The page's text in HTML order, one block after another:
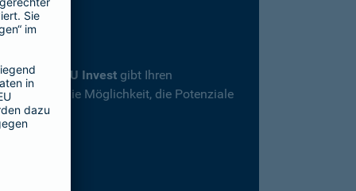
SBU Invest gibt Ihren
und die Möglichkeit, die Potenziale